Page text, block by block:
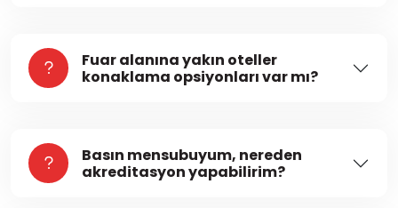
Fuar alanına yakın oteller
konaklama opsiyonları var mı?
Basın mensubuyum, nereden
akreditasyon yapabilirim?